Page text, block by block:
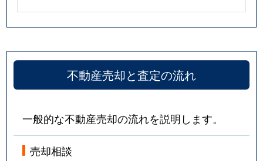
不動産売却と査定の流れ
一般的な不動産売却の流れを説明します。
売却相談